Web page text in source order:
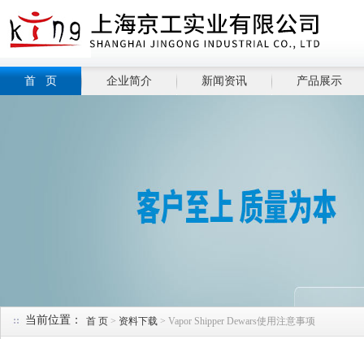
首 页 企业简介 新闻资讯 产品展示
当前位置： 首 页 > 资料下载 > Vapor Shipper Dewars使用注意事项